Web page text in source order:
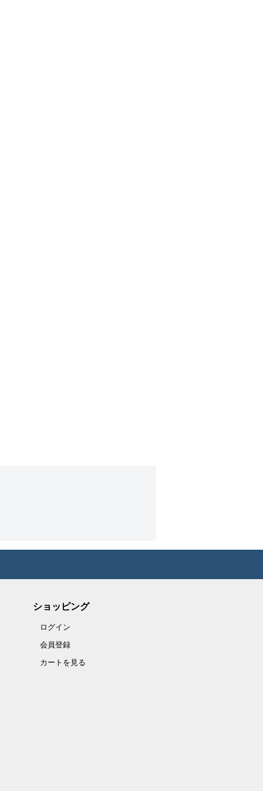
ショッピング
ログイン
会員登録
カートを見る